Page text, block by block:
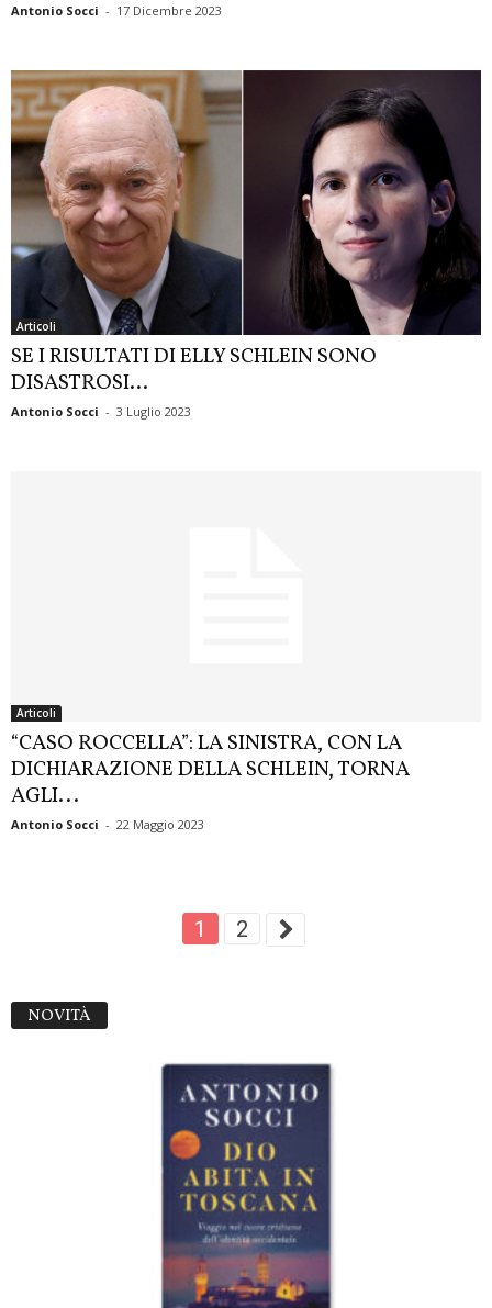
Antonio Socci - 17 Dicembre 2023
Articoli
SE I RISULTATI DI ELLY SCHLEIN SONO
DISASTROSI…
Antonio Socci - 3 Luglio 2023
Articoli
“CASO ROCCELLA”: LA SINISTRA, CON LA
DICHIARAZIONE DELLA SCHLEIN, TORNA
AGLI...
Antonio Socci - 22 Maggio 2023
1 2
NOVITÀ